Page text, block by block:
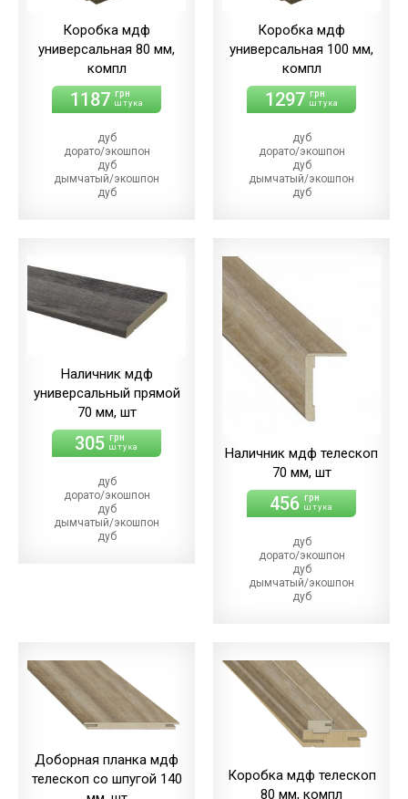
Коробка мдф
универсальная 80 мм,
компл
1187 грн
штука
дуб
дорато/экошпон
дуб
дымчатый/экошпон
дуб
мерсо/ПВХ
(+64.00 грн)
дуб
светлый/экошпон
дуб
Коробка мдф
универсальная 100 мм,
компл
1297 грн
штука
дуб
дорато/экошпон
дуб
дымчатый/экошпон
дуб
(+86.00 грн)
дуб
светлый/экошпон
шале/ПВХ
(+86.00 грн)
Наличник мдф
универсальный прямой
70 мм, шт
305 грн
штука
дуб
дорато/экошпон
дуб
дымчатый/экошпон
дуб
светлый/экошпон
дуб
шале/ПВХ
(+21.00 грн)
Наличник мдф телескоп
70 мм, шт
456 грн
штука
дуб
дорато/экошпон
дуб
дымчатый/экошпон
дуб
дуб
мерсо/ПВХ
(+22.00 грн)
дуб
светлый/экошпон
дуб
шале/ПВХ
Доборная планка мдф
телескоп со шпугой 140
Коробка мдф телескоп
80 мм, компл